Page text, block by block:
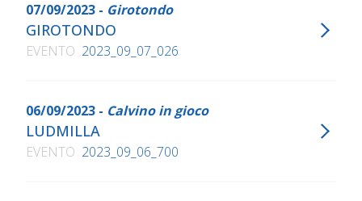
07/09/2023 - Girotondo
GIROTONDO
EVENTO 2023_09_07_026
06/09/2023 - Calvino in gioco
LUDMILLA
EVENTO 2023_09_06_700